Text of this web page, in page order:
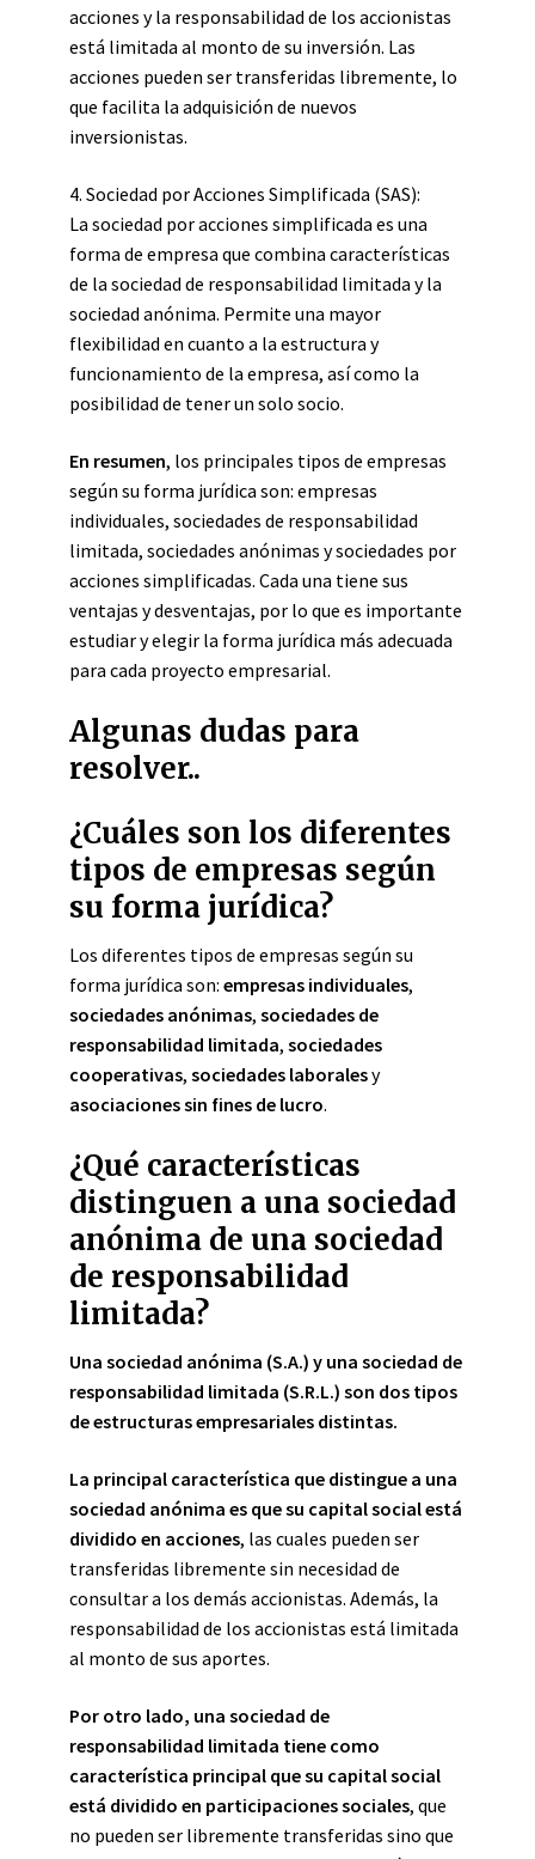
acciones y la responsabilidad de los accionistas
está limitada al monto de su inversión. Las
acciones pueden ser transferidas libremente, lo
que facilita la adquisición de nuevos
inversionistas.
4. Sociedad por Acciones Simplificada (SAS):
La sociedad por acciones simplificada es una
forma de empresa que combina características
de la sociedad de responsabilidad limitada y la
sociedad anónima. Permite una mayor
flexibilidad en cuanto a la estructura y
funcionamiento de la empresa, así como la
posibilidad de tener un solo socio.
En resumen, los principales tipos de empresas
según su forma jurídica son: empresas
individuales, sociedades de responsabilidad
limitada, sociedades anónimas y sociedades por
acciones simplificadas. Cada una tiene sus
ventajas y desventajas, por lo que es importante
estudiar y elegir la forma jurídica más adecuada
para cada proyecto empresarial.
Algunas dudas para
resolver..
¿Cuáles son los diferentes
tipos de empresas según
su forma jurídica?
Los diferentes tipos de empresas según su
forma jurídica son: empresas individuales,
sociedades anónimas, sociedades de
responsabilidad limitada, sociedades
cooperativas, sociedades laboralesy
asociaciones sin fines de lucro.
¿Qué características
distinguen a una sociedad
anónima de una sociedad
de responsabilidad
limitada?
Una sociedad anónima (S.A.) y una sociedad de
responsabilidad limitada (S.R.L.) son dos tipos
de estructuras empresariales distintas.
La principal característica que distingue a una
sociedad anónima es que su capital social está
dividido en acciones, las cuales pueden ser
transferidas libremente sin necesidad de
consultar a los demás accionistas. Además, la
responsabilidad de los accionistas está limitada
al monto de sus aportes.
Por otro lado, una sociedad de
responsabilidad limitada tiene como
característica principal que su capital social
está dividido en participaciones sociales, que
no pueden ser libremente transferidas sino que